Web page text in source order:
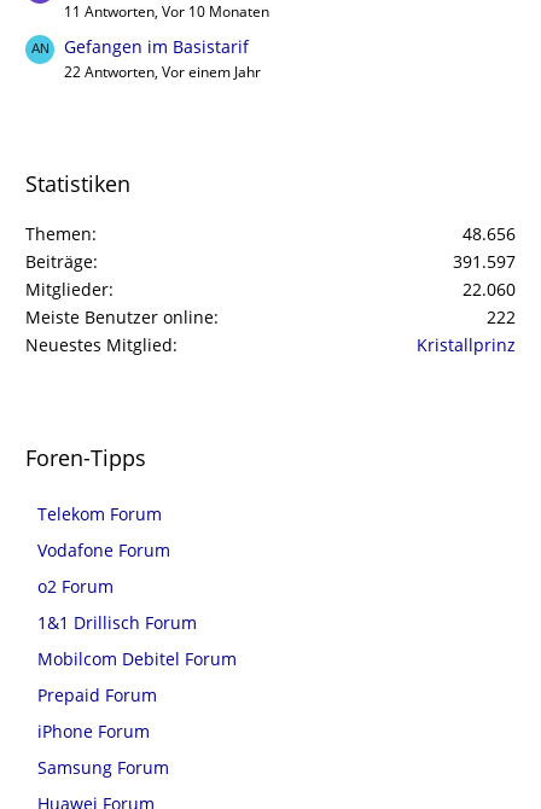
11 Antworten, Vor 10 Monaten
Gefangen im Basistarif
22 Antworten, Vor einem Jahr
Statistiken
Themen
48.656
Beiträge
391.597
Mitglieder
22.060
Meiste Benutzer online
222
Neuestes Mitglied
Kristallprinz
Foren-Tipps
Telekom Forum
Vodafone Forum
o2 Forum
1&1 Drillisch Forum
Mobilcom Debitel Forum
Prepaid Forum
iPhone Forum
Samsung Forum
Huawei Forum